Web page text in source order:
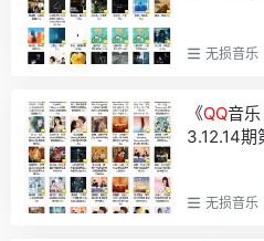
无损音乐
《QQ音
3.12.14
无损音乐